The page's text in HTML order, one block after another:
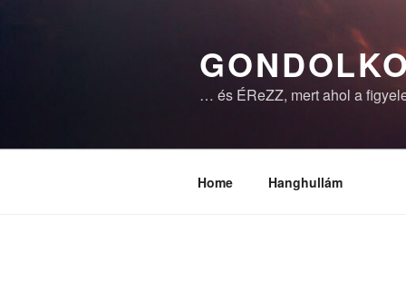
… és ÉReZZ, mert ahol a
Home Hanghullám